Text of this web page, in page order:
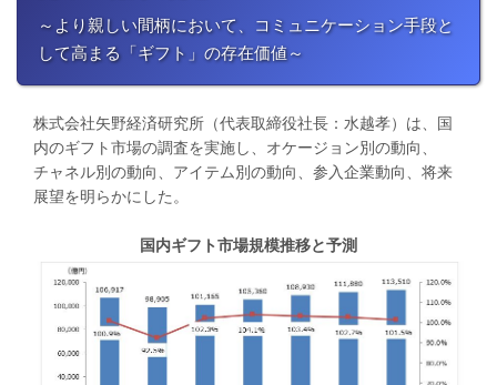
​～より親しい間柄において、コミュニケーション手段と
して高まる「ギフト」の存在価値～
株式会社矢野経済研究所（代表取締役社長：水越孝）は、国
内のギフト市場の調査を実施し、オケージョン別の動向、
チャネル別の動向、アイテム別の動向、参入企業動向、将来
展望を明らかにした。
国内ギフト市場規模推移と予測